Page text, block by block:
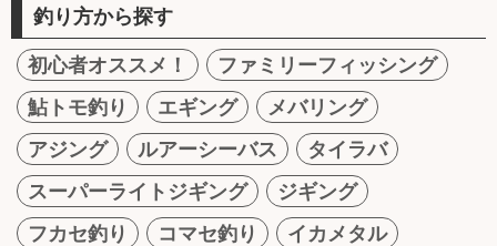
釣り方から探す
初心者オススメ！
ファミリーフィッシング
鮎トモ釣り
エギング
メバリング
アジング
ルアーシーバス
タイラバ
スーパーライトジギング
ジギング
フカセ釣り
コマセ釣り
イカメタル